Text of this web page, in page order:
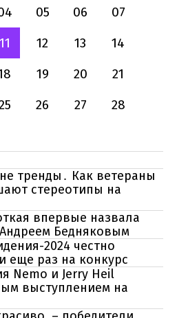
05 06
07
11 12 13
14
19 20
21
26 27
28
тренды․ Как ветераны
стереотипы на
впервые назвала
Бедняковым
2024 честно
еще раз на конкурс
Nemo и Jerry Heil
выступлением на